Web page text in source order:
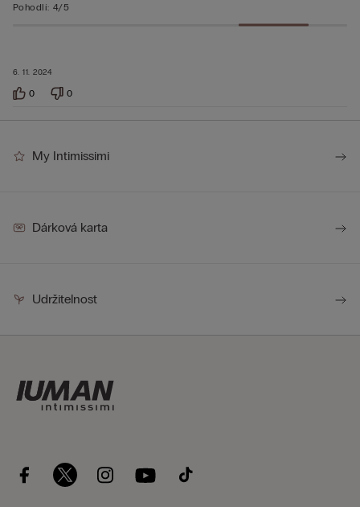
6. 11. 2024
Pohodlí: 4/5
0 0
My Intimissimi
Dárková karta
Udržitelnost